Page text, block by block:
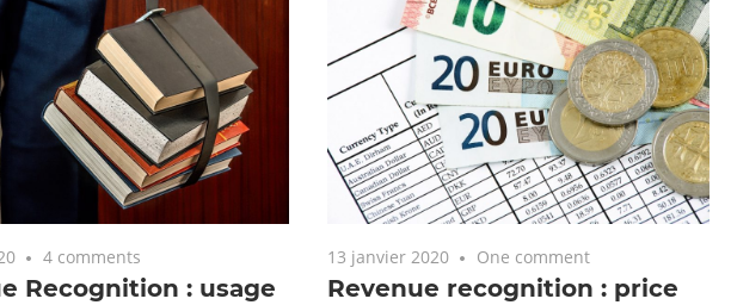
4 comments
Recognition : usage
13 janvier 2020 One comment
Revenue recognition : price